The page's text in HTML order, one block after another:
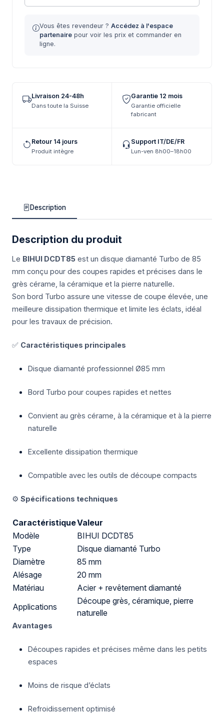
Vous êtes revendeur ? Accédez à l'espace
partenaire pour voir les prix et commander en
ligne.
Livraison 24-48h
Dans toute la Suisse
Garantie 12 mois
Garantie officielle
fabricant
Retour 14 jours
Produit intègre
Support IT/DE/FR
Lun-ven 8h00–18h00
Description
Description du produit
Le BIHUI DCDT85 est un disque diamanté Turbo de 85
mm conçu pour des coupes rapides et précises dans le
grès cérame, la céramique et la pierre naturelle.
Son bord Turbo assure une vitesse de coupe élevée, une
meilleure dissipation thermique et limite les éclats, idéal
pour les travaux de précision.
✅ Caractéristiques principales
Disque diamanté professionnel Ø85 mm
Bord Turbo pour coupes rapides et nettes
Convient au grès cérame, à la céramique et à la pierre
naturelle
Excellente dissipation thermique
Compatible avec les outils de découpe compacts
⚙️ Spécifications techniques
CaractéristiqueValeur
Modèle
BIHUI DCDT85
Type
Disque diamanté Turbo
Diamètre
85 mm
Alésage
20 mm
Matériau
Acier + revêtement diamanté
Applications
Découpe grès, céramique, pierre
naturelle
Avantages
Découpes rapides et précises même dans les petits
espaces
Moins de risque d’éclats
Refroidissement optimisé